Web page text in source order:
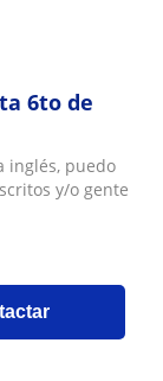
6to de
inglés, puedo
y/o gente